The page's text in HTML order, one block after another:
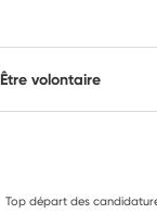
Être volontaire
Top départ des